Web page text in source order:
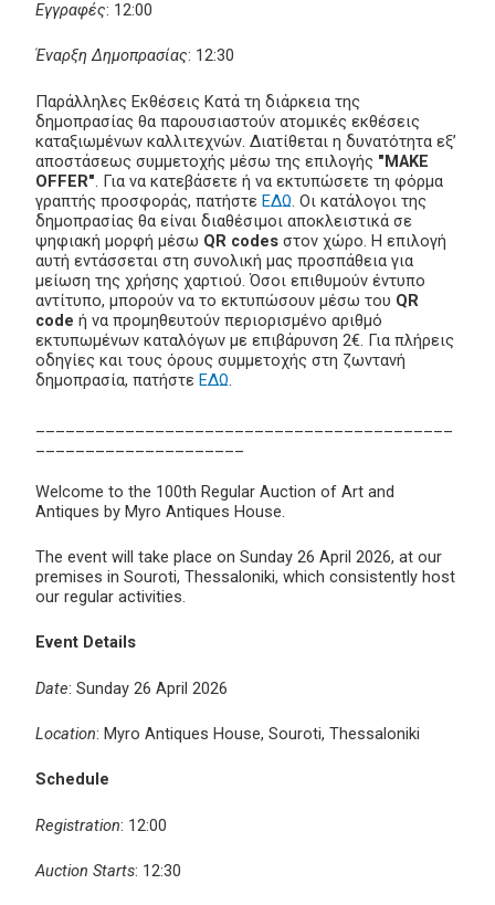
Εγγραφές: 12:00
Έναρξη Δημοπρασίας: 12:30
Παράλληλες Εκθέσεις Κατά τη διάρκεια της
δημοπρασίας θα παρουσιαστούν ατομικές εκθέσεις
καταξιωμένων καλλιτεχνών. Διατίθεται η δυνατότητα εξ’
αποστάσεως συμμετοχής μέσω της επιλογής "MAKE
OFFER". Για να κατεβάσετε ή να εκτυπώσετε τη φόρμα
γραπτής προσφοράς, πατήστε ΕΔΩ. Οι κατάλογοι της
δημοπρασίας θα είναι διαθέσιμοι αποκλειστικά σε
ψηφιακή μορφή μέσω QR codes στον χώρο. Η επιλογή
αυτή εντάσσεται στη συνολική μας προσπάθεια για
μείωση της χρήσης χαρτιού. Όσοι επιθυμούν έντυπο
αντίτυπο, μπορούν να το εκτυπώσουν μέσω του QR
code ή να προμηθευτούν περιορισμένο αριθμό
εκτυπωμένων καταλόγων με επιβάρυνση 2€. Για πλήρεις
οδηγίες και τους όρους συμμετοχής στη ζωντανή
δημοπρασία, πατήστε ΕΔΩ.
Welcome to the 100th Regular Auction of Art and
Antiques by Myro Antiques House.
The event will take place on Sunday 26 April 2026, at our
premises in Souroti, Thessaloniki, which consistently host
our regular activities.
Event Details
Date: Sunday 26 April 2026
Location: Myro Antiques House, Souroti, Thessaloniki
Schedule
Registration: 12:00
Auction Starts: 12:30